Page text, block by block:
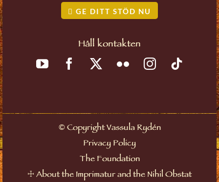
GE DITT STÖD NU
Håll kontakten
©Copyright Vassula Rydén
Privacy Policy
The Foundation
☩ About the Imprimatur and the Nihil Obstat